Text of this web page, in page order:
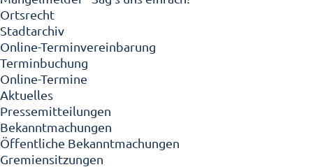
Ortsrecht
Stadtarchiv
Online-Terminvereinbarung
Terminbuchung
Online-Termine
Aktuelles
Pressemitteilungen
Bekanntmachungen
Öffentliche Bekanntmachungen
Gremiensitzungen